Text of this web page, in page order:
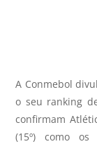
A Conmebol
o seu ranking
confirmam
(15º) como